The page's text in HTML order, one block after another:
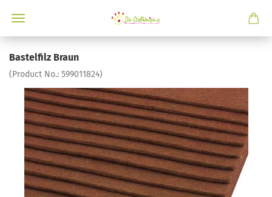
Bastelfilz Braun
(Product No.: 599011824)